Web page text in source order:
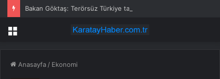
Bakan Göktaş: Terörsüz Türkiye tarihi bir adımdır
Menü
Anasayfa / Ekonomi